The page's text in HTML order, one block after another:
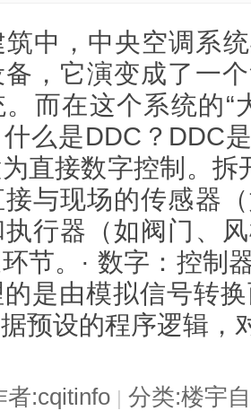
中，中央空调系
，它演变成了一
。而在这个系统的
么是DDC？DDC
直接数字控制。拆
与现场的传感器
行器（如阀门、
节。· 数字：控制
是由模拟信号转换
预设的程序逻辑，
者:cqitinfo 分类:楼宇